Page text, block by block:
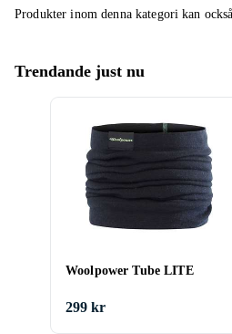
Produkter inom denna kategori kan
Trendande just nu
Woolpower Tube LITE
299 kr